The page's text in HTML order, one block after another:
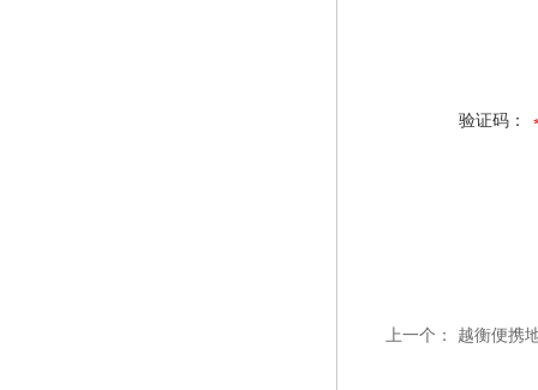
验证码：
上一个： 越衡便携